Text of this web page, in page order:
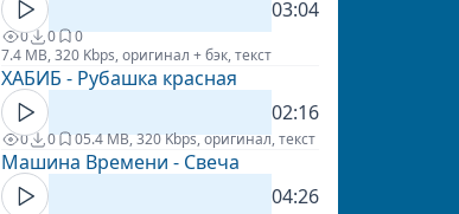
03:04
0 0
0
7.4 MB, 320 Kbps, оригинал + бэк, текст
ХАБИБ - Рубашка красная
02:16
0 0 05.4 MB, 320 Kbps, оригинал, текст
Машина Времени - Свеча
04:26